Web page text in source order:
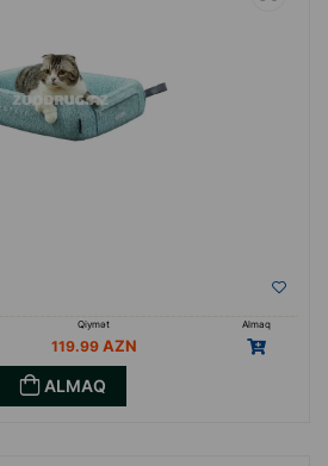
Qiymət
Almaq
119.99
ALMAQ